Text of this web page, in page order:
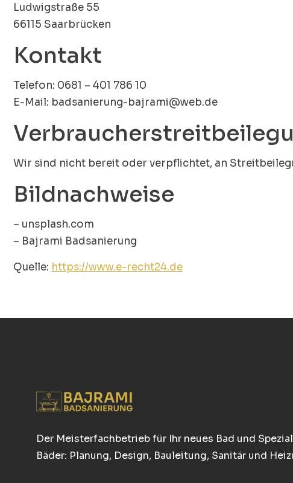
Ludwigstraße 55
66115 Saarbrücken
Kontakt
Telefon: 0681 – 401 786 10
E-Mail: badsanierung-bajrami@web.de
Wir sind nicht bereit oder verpflichtet, an
Bildnachweise
– unsplash.com
– Bajrami Badsanierung
Quelle: https://www.e-recht24.de
Der Meisterfachbetrieb für Ihr neues Bad und
Bäder: Planung, Design, Bauleitung, Sanitär und